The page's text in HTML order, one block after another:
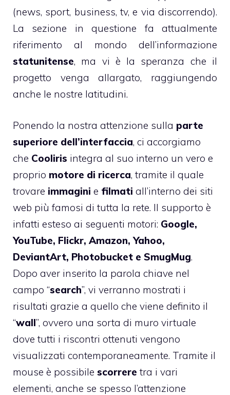
(news, sport, business, tv, e via discorrendo).
La sezione in questione fa attualmente
riferimento al mondo dell’informazione
statunitense, ma vi è la speranza che il
progetto venga allargato, raggiungendo
anche le nostre latitudini.
Ponendo la nostra attenzione sulla parte
superiore dell’interfaccia, ci accorgiamo
che Cooliris integra al suo interno un vero e
proprio motore di ricerca, tramite il quale
trovare immagini e filmati all’interno dei siti
web più famosi di tutta la rete. Il supporto è
infatti esteso ai seguenti motori: Google,
YouTube, Flickr, Amazon, Yahoo,
DeviantArt, Photobucket e SmugMug.
Dopo aver inserito la parola chiave nel
campo “search”, vi verranno mostrati i
risultati grazie a quello che viene definito il
“wall”, ovvero una sorta di muro virtuale
dove tutti i riscontri ottenuti vengono
visualizzati contemporaneamente. Tramite il
mouse è possibile scorrere tra i vari
elementi, anche se spesso l’attenzione